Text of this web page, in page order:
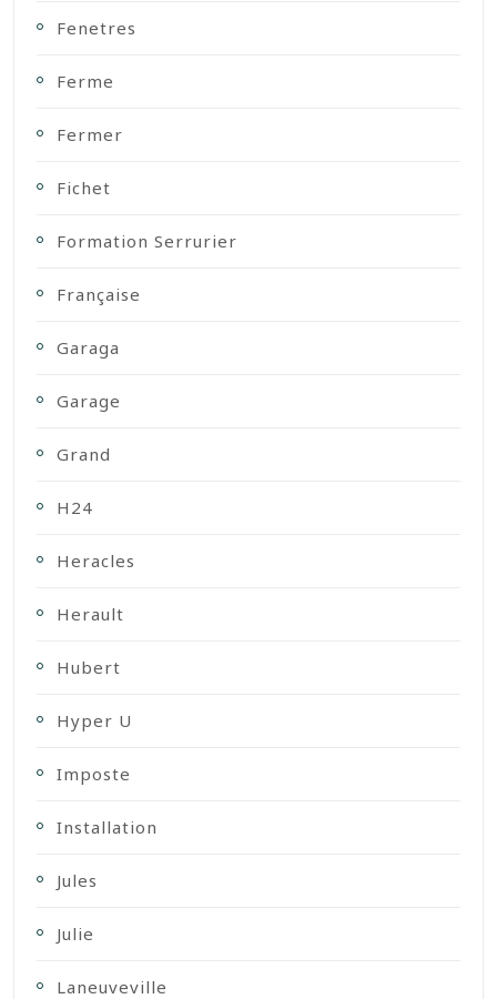
Fenetres
Ferme
Fermer
Fichet
Formation Serrurier
Française
Garaga
Garage
Grand
H24
Heracles
Herault
Hubert
Hyper U
Imposte
Installation
Jules
Julie
Laneuveville